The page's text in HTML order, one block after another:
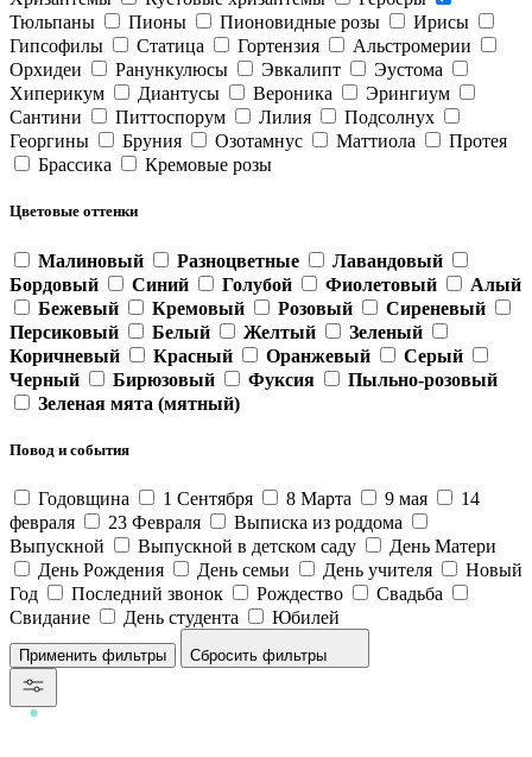
Тюльпаны
Пионы Пионовидные розы
Ирисы
Гипсофилы
Статица Гортензия
Альстромерии
Орхидеи
Ранункулюсы Эвкалипт
Эустома
Хиперикум
Диантусы Вероника
Эрингиум
Сантини
Питтоспорум Лилия
Подсолнух
Георгины
Бруния Озотамнус Маттиола
Протея
Брассика
Кремовые розы
Цветовые оттенки
Малиновый Разноцветные
Лавандовый
Бордовый
Синий Голубой Фиолетовый
Алый
Бежевый
Кремовый Розовый
Сиреневый
Персиковый
Белый Желтый
Зеленый
Коричневый
Красный Оранжевый
Серый
Черный
Бирюзовый Фуксия
Пыльно-розовый
Зеленая мята (мятный)
Повод и события
Годовщина 1 Сентября 8 Марта 9 мая
14
февраля
23 Февраля
Выписка из роддома
Выпускной
Выпускной в детском саду
День Матери
День Рождения
День семьи День учителя
Новый
Год
Последний звонок Рождество
Свадьба
Свидание
День студента Юбилей
Сбросить фильтры